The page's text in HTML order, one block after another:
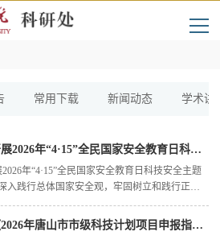
常用下载 新闻动态 学术讲
省科技厅开展2026年“4·15”全民国家安全教育日科技安全主题研学活动
年“4·15”全民国家安全教育日科技安全主题
入践行总体国家安全观，牢固树立和践行正确
升厅系统干部职工的国家安全意识，近日，省
干部开展“4·15”全民国家安全教育日科技安全关于印发《2026年唐山市市级科技计划项目申报指南》的通知